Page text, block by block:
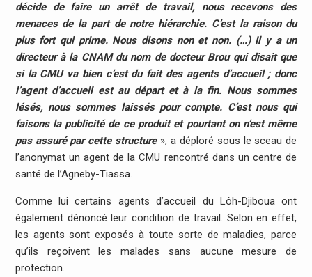
décide de faire un arrêt de travail, nous recevons des
menaces de la part de notre hiérarchie. C’est la raison du
plus fort qui prime. Nous disons non et non. (…) Il y a un
directeur à la CNAM du nom de docteur Brou qui disait que
si la CMU va bien c’est du fait des agents d’accueil ; donc
l’agent d’accueil est au départ et à la fin. Nous sommes
lésés, nous sommes laissés pour compte. C’est nous qui
faisons la publicité de ce produit et pourtant on n’est même
pas assuré par cette structure», a déploré sous le sceau de
l’anonymat un agent de la CMU rencontré dans un centre de
santé de l’Agneby-Tiassa.
Comme lui certains agents d’accueil du Lôh-Djiboua ont
également dénoncé leur condition de travail. Selon en effet,
les agents sont exposés à toute sorte de maladies, parce
qu’ils reçoivent les malades sans aucune mesure de
protection.